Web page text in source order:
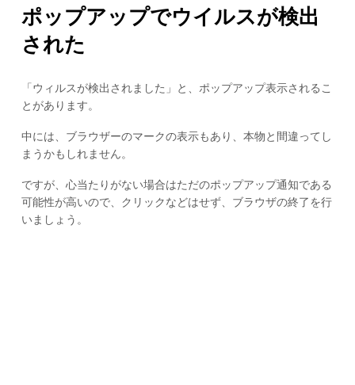
ポップアップでウイルスが検出
された
「ウィルスが検出されました」と、ポップアップ表示されるこ
とがあります。
中には、ブラウザーのマークの表示もあり、本物と間違ってし
まうかもしれません。
ですが、心当たりがない場合はただのポップアップ通知である
可能性が高いので、クリックなどはせず、ブラウザの終了を行
いましょう。